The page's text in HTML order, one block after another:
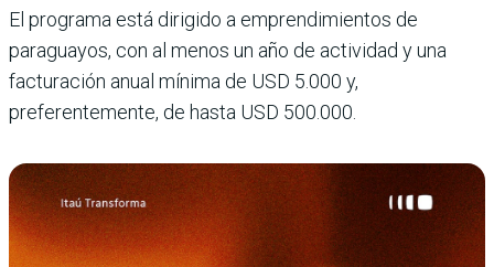
El programa está dirigido a emprendimientos de
paraguayos, con al menos un año de actividad y una
facturación anual mínima de USD 5.000 y,
preferentemente, de hasta USD 500.000.